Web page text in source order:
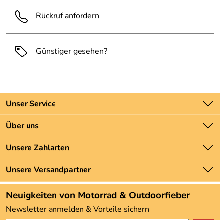
Rückruf anfordern
Günstiger gesehen?
Unser Service
Kontakt
Batteriegesetz
Newsletter
Zahlung und Versand
Über uns
Unsere Bestseller
Marken
Neu
Angebote
Kundenbewertungen (3.493)
4,9/5*****
Unsere Zahlarten
Unsere Versandpartner
Neuigkeiten von Motorrad & Outdoorfieber
Newsletter anmelden & Vorteile sichern